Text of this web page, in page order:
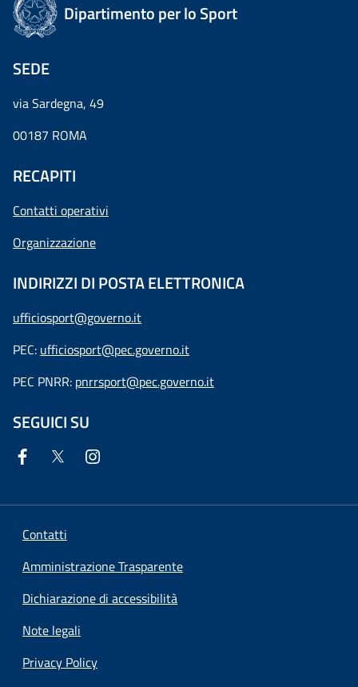
Dipartimento per lo Sport
SEDE
via Sardegna, 49
00187 ROMA
RECAPITI
Contatti operativi
Organizzazione
INDIRIZZI DI POSTA ELETTRONICA
ufficiosport@governo.it
PEC: ufficiosport@pec.governo.it
PEC PNRR: pnrrsport@pec.governo.it
SEGUICI SU
Contatti
Amministrazione Trasparente
Dichiarazione di accessibilità
Note legali
Privacy Policy